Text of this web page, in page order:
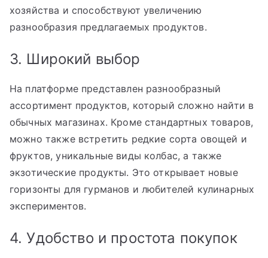
хозяйства и способствуют увеличению
разнообразия предлагаемых продуктов.
3. Широкий выбор
На платформе представлен разнообразный
ассортимент продуктов, который сложно найти в
обычных магазинах. Кроме стандартных товаров,
можно также встретить редкие сорта овощей и
фруктов, уникальные виды колбас, а также
экзотические продукты. Это открывает новые
горизонты для гурманов и любителей кулинарных
экспериментов.
4. Удобство и простота покупок